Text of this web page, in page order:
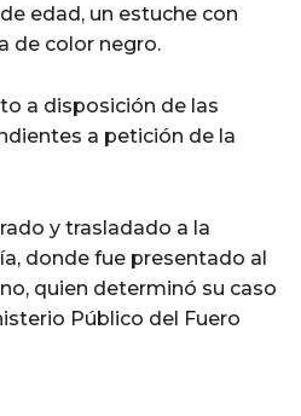
edad, un estuche con
de color negro.
a disposición de las
a petición de la
y trasladado a la
donde fue presentado al
quien determinó su caso
Público del Fuero